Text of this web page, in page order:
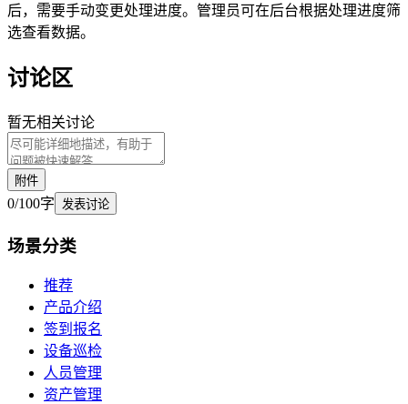
后，需要手动变更处理进度。管理员可在后台根据处理进度筛
选查看数据。
讨论区
暂无相关讨论
附件
0/100字 发表讨论
场景分类
推荐
产品介绍
签到报名
设备巡检
人员管理
资产管理